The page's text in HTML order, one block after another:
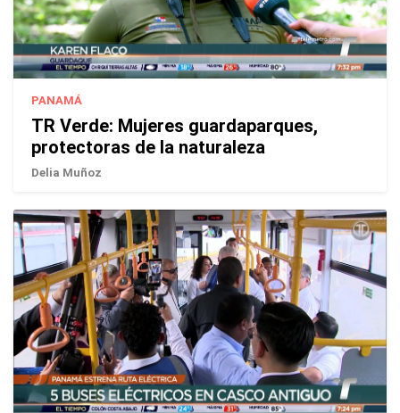
PANAMÁ
TR Verde: Mujeres guardaparques,
protectoras de la naturaleza
Delia Muñoz